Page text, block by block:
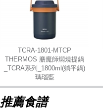
TCRA-1801-MTCP
THERMOS 膳魔師燜燒提鍋
_TCRA系列_1800ml(躺平鍋)
瑪瑙藍
推薦食譜